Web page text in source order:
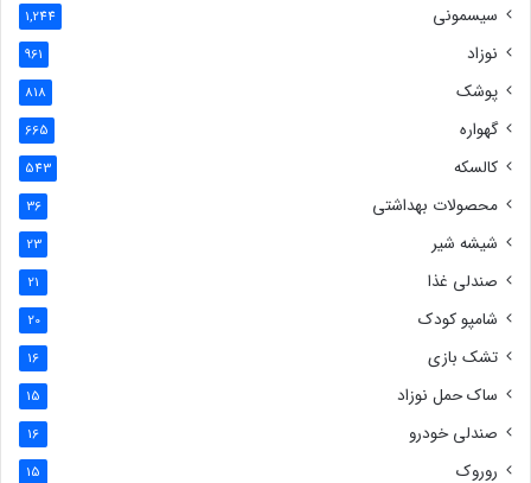
سیسمونی 1,244
نوزاد 961
پوشک 818
گهواره 665
کالسکه 543
محصولات بهداشتی 36
شیشه شیر 23
صندلی غذا 21
شامپو کودک 20
تشک بازی 16
ساک حمل نوزاد 15
صندلی خودرو 16
روروک 15